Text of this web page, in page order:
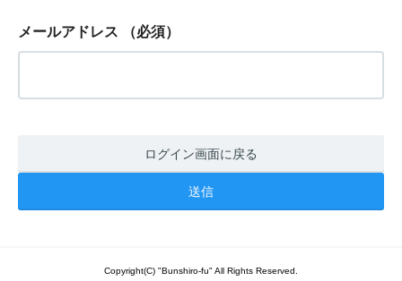
メールアドレス （必須）
ログイン画面に戻る
Copyright(C) "Bunshiro-fu" All Rights Reserved.